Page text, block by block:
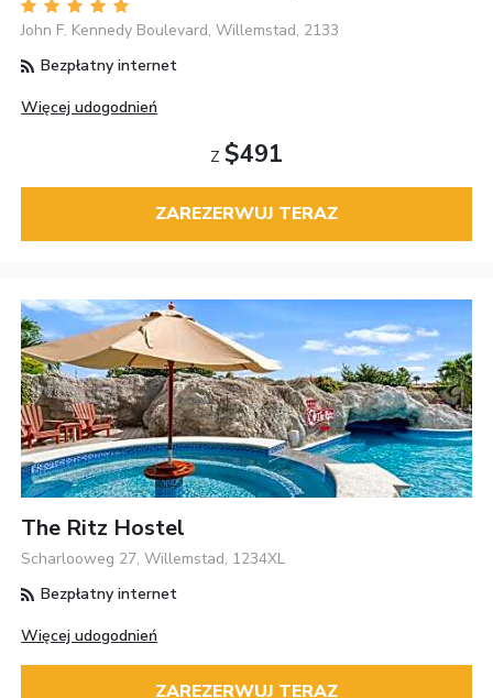
John F. Kennedy Boulevard, Willemstad, 2133
Bezpłatny internet
Więcej udogodnień
Z $491
ZAREZERWUJ TERAZ
The Ritz Hostel
Scharlooweg 27, Willemstad, 1234XL
Bezpłatny internet
Więcej udogodnień
ZAREZERWUJ TERAZ